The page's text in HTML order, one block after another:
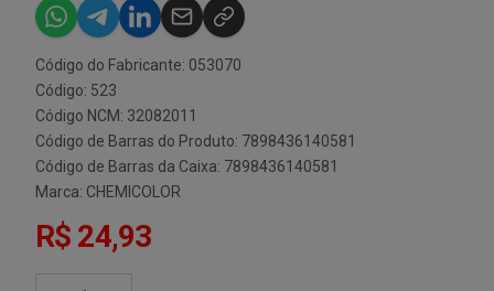
Código do Fabricante: 053070
Código: 523
Código NCM: 32082011
Código de Barras do Produto: 7898436140581
Código de Barras da Caixa: 7898436140581
Marca: CHEMICOLOR
R$ 24,93